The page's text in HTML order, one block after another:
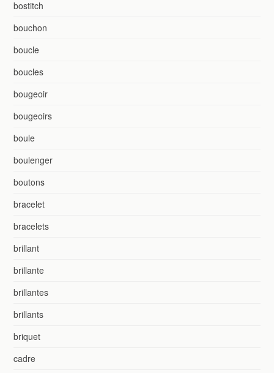
bostitch
bouchon
boucle
boucles
bougeoir
bougeoirs
boule
boulenger
boutons
bracelet
bracelets
brillant
brillante
brillantes
brillants
briquet
cadre